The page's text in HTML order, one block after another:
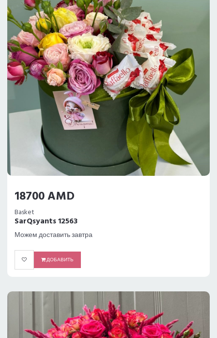
18700 AMD
Basket
SarQsyants 12563
Можем доставить завтра
ДОБАВИТЬ